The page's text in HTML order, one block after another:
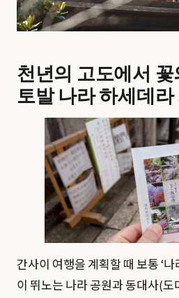
천년의 고도에서
토발 나라 하세데라
간사이 여행을 계획할 때 보통 ‘
이 뛰노는 나라 공원과 동대사(도